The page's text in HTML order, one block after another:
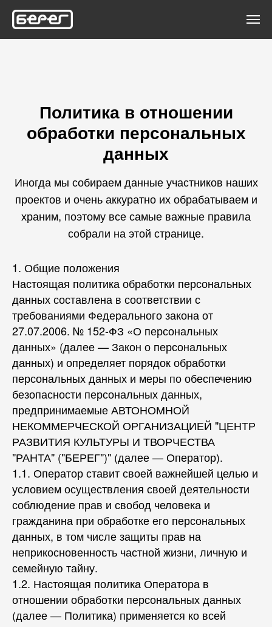
Политика в отношении
обработки персональных
данных
Иногда мы собираем данные участников наших
проектов и очень аккуратно их обрабатываем и
храним, поэтому все самые важные правила
собрали на этой странице.
1. Общие положения
Настоящая политика обработки персональных
данных составлена в соответствии с
требованиями Федерального закона от
27.07.2006. № 152-ФЗ «О персональных
данных» (далее — Закон о персональных
данных) и определяет порядок обработки
персональных данных и меры по обеспечению
безопасности персональных данных,
предпринимаемые АВТОНОМНОЙ
НЕКОММЕРЧЕСКОЙ ОРГАНИЗАЦИЕЙ "ЦЕНТР
РАЗВИТИЯ КУЛЬТУРЫ И ТВОРЧЕСТВА
"РАНТА" ("БЕРЕГ")" (далее — Оператор).
1.1. Оператор ставит своей важнейшей целью и
условием осуществления своей деятельности
соблюдение прав и свобод человека и
гражданина при обработке его персональных
данных, в том числе защиты прав на
неприкосновенность частной жизни, личную и
семейную тайну.
1.2. Настоящая политика Оператора в
отношении обработки персональных данных
(далее — Политика) применяется ко всей